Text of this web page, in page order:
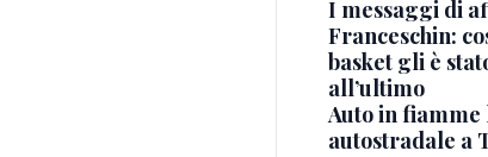
I messaggi di
Franceschin:
basket gli è
all’ultimo
Auto in
autostradale a